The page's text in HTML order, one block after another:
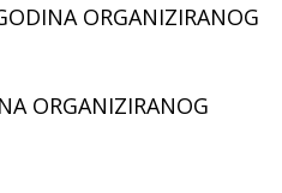
ORGANIZIRANOG
ORGANIZIRANOG